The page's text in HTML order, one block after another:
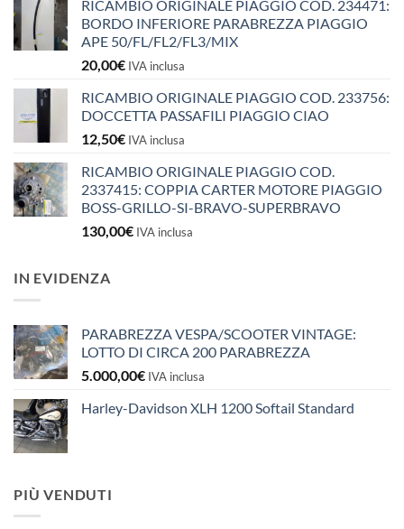
RICAMBIO ORIGINALE PIAGGIO COD. 234471:
BORDO INFERIORE PARABREZZA PIAGGIO
APE 50/FL/FL2/FL3/MIX
20,00€ IVA inclusa
RICAMBIO ORIGINALE PIAGGIO COD. 233756:
DOCCETTA PASSAFILI PIAGGIO CIAO
12,50€ IVA inclusa
RICAMBIO ORIGINALE PIAGGIO COD.
2337415: COPPIA CARTER MOTORE PIAGGIO
BOSS-GRILLO-SI-BRAVO-SUPERBRAVO
130,00€ IVA inclusa
IN EVIDENZA
PARABREZZA VESPA/SCOOTER VINTAGE:
LOTTO DI CIRCA 200 PARABREZZA
5.000,00€ IVA inclusa
Harley-Davidson XLH 1200 Softail Standard
PIÙ VENDUTI